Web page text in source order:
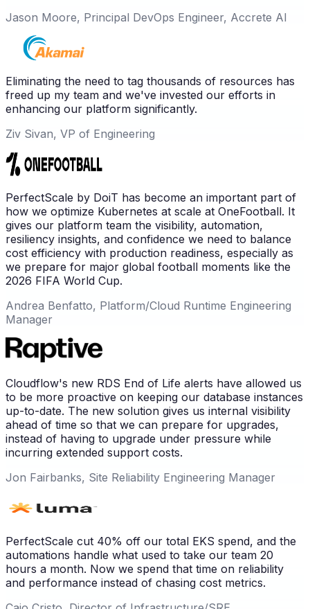
Jason Moore, Principal DevOps Engineer, Accrete AI
Eliminating the need to tag thousands of resources has
freed up my team and we've invested our efforts in
enhancing our platform significantly.
Ziv Sivan, VP of Engineering
PerfectScale by DoiT has become an important part of
how we optimize Kubernetes at scale at OneFootball. It
gives our platform team the visibility, automation,
resiliency insights, and confidence we need to balance
cost efficiency with production readiness, especially as
we prepare for major global football moments like the
2026 FIFA World Cup.
Andrea Benfatto, Platform/Cloud Runtime Engineering
Manager
Cloudflow's new RDS End of Life alerts have allowed us
to be more proactive on keeping our database instances
up-to-date. The new solution gives us internal visibility
ahead of time so that we can prepare for upgrades,
instead of having to upgrade under pressure while
incurring extended support costs.
Jon Fairbanks, Site Reliability Engineering Manager
PerfectScale cut 40% off our total EKS spend, and the
automations handle what used to take our team 20
hours a month. Now we spend that time on reliability
and performance instead of chasing cost metrics.